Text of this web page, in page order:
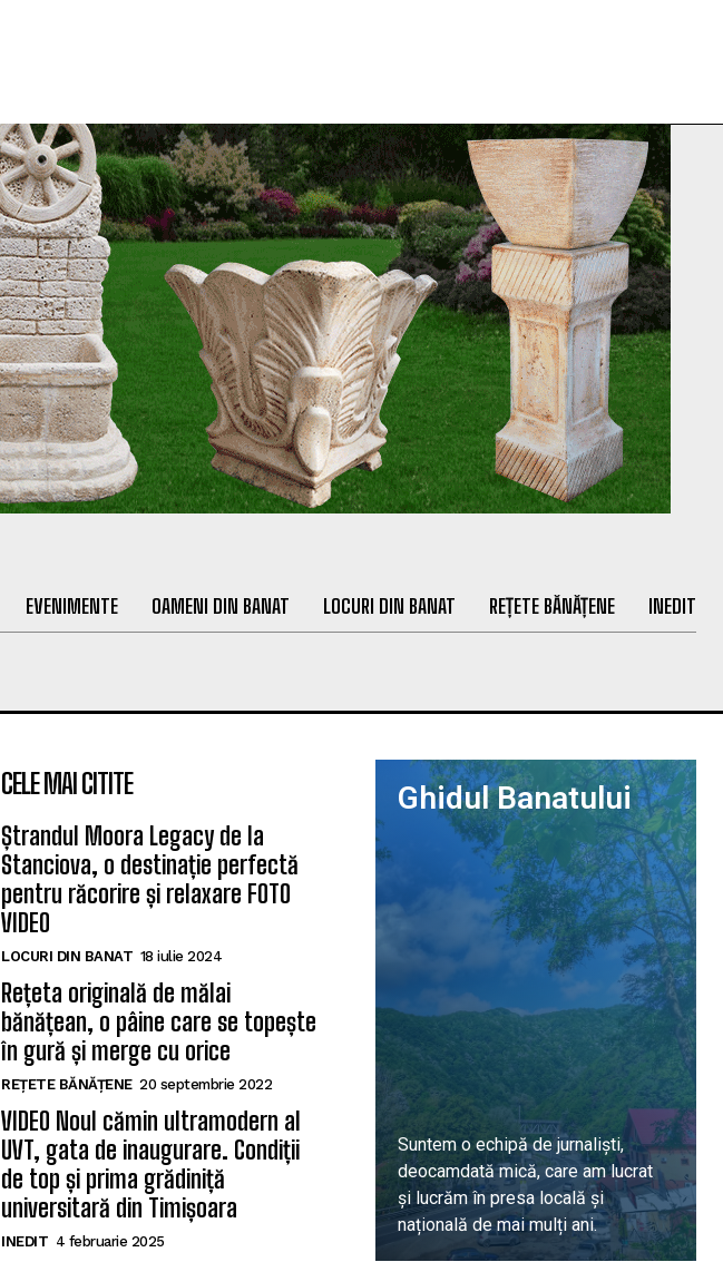
EVENIMENTE OAMENI DIN BANAT LOCURI DIN BANAT REȚETE BĂNĂȚENE INEDIT
CELE MAI CITITE
Ștrandul Moora Legacy de la
Stanciova, o destinație perfectă
pentru răcorire și relaxare FOTO
VIDEO
LOCURI DIN BANAT 18 iulie 2024
Rețeta originală de mălai
bănățean, o pâine care se topește
în gură și merge cu orice
REȚETE BĂNĂȚENE 20 septembrie 2022
VIDEO Noul cămin ultramodern al
UVT, gata de inaugurare. Condiții
de top și prima grădiniță
universitară din Timișoara
INEDIT 4 februarie 2025
Ghidul Banatului
Suntem o echipă de jurnaliști,
deocamdată mică, care am lucrat
și lucrăm în presa locală și
națională de mai mulți ani.